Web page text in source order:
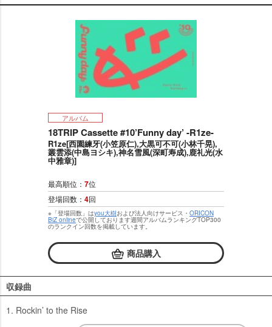
t
e
アルバム
18TRIP Cassette #10’Funny day’ -R1ze-
R1ze[西園練牙(小笠原仁),大黒可不可(小林千晃),
叢雲添(中島ヨシキ),神名雪風(深町寿成),鹿礼光(水
中雅章)]
最高順位： 7位
登場回数： 4回
※「登場回数」はyou大樹および法人向けサービス・ ORICON
BiZ onlineで公開しております週間アルバムランキングTOP300
のランクイン回数を掲載しています。
商品購入
収録曲
1. Rockin’ to the Rise